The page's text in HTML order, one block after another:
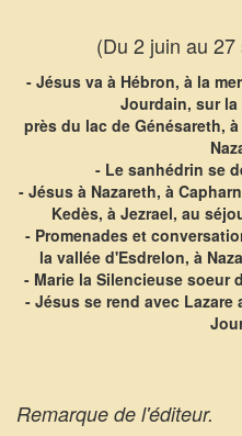
(Du 2 juin au
- Jésus va à Hébron, à la
Jourdain, sur
près du lac de Génésareth,
- Le sanhédrin se
- Jésus à Nazareth, à
Kedès, à Jezrael, au
- Promenades et
la vallée d'Esdrelon, à
- Marie la Silencieuse soeur
- Jésus se rend avec
Remarque de l'éditeur.